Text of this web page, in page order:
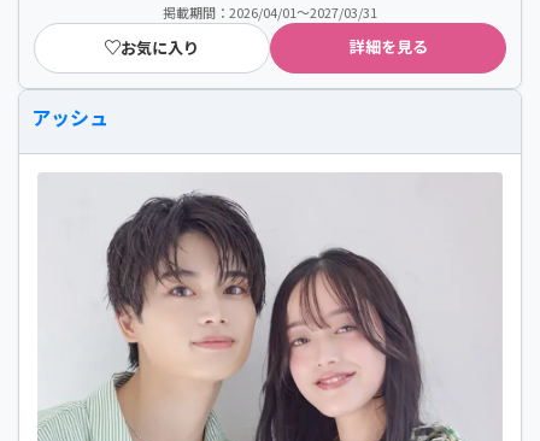
掲載期間：2026/04/01～2027/03/31
お気に入り 詳細を見る
アッシュ